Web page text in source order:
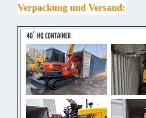
Verpackung und Versand: